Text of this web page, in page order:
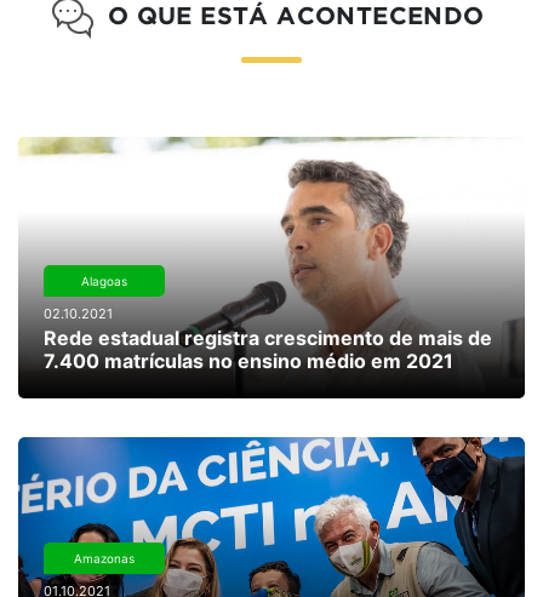
O QUE ESTÁ ACONTECENDO
Alagoas
02.10.2021
Rede estadual registra crescimento de mais de
7.400 matrículas no ensino médio em 2021
Amazonas
01.10.2021